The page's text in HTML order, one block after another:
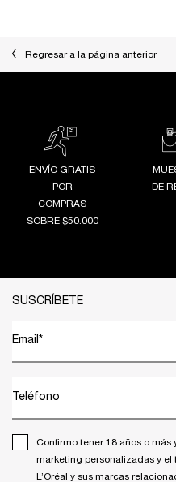
Regresar a la página anterior
ENVÍO GRATIS
POR
COMPRAS
SOBRE $50.000
DE
SUSCRÍBETE
Email *
Teléfono
Confirmo tener 18 años o
marketing personalizadas y
L’Oréal y sus marcas